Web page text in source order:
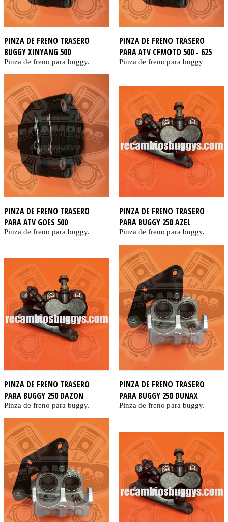
PINZA DE FRENO TRASERO
BUGGY XINYANG 500
Pinza de freno para buggy.
PINZA DE FRENO TRASERO
PARA ATV CFMOTO 500 - 625
Pinza de freno para buggy
PINZA DE FRENO TRASERO
PARA ATV GOES 500
Pinza de freno para buggy.
PINZA DE FRENO TRASERO
PARA BUGGY 250 AZEL
Pinza de freno para buggy.
PINZA DE FRENO TRASERO
PARA BUGGY 250 DAZON
Pinza de freno para buggy.
PINZA DE FRENO TRASERO
PARA BUGGY 250 DUNAX
Pinza de freno para buggy.